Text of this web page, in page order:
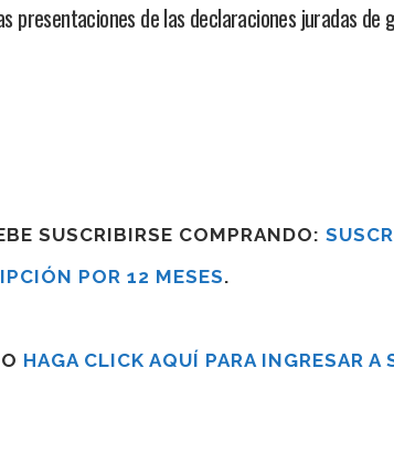
presentaciones de las declaraciones juradas de
SUSCRIBIRSE COMPRANDO:
POR 12 MESES.
HAGA CLICK AQUÍ PARA INGRESAR A